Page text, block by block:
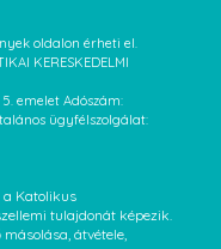
oldalon érheti el.
KERESKEDELMI
5. emelet Adószám:
ügyfélszolgálat:
a Katolikus
tulajdonát képezik.
átvétele,